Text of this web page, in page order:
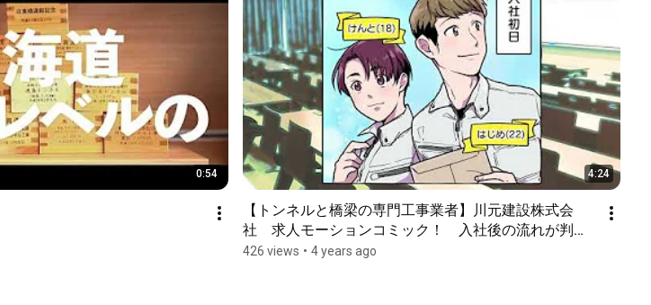
0:54 4:24
【トンネルと橋梁の専門工事業者】川元建設株式会
社　求人モーションコミック！　入社後の流れが判
る！
426 views • 4 years ago